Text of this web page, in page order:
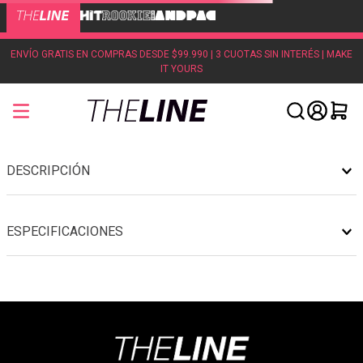
ENVÍO GRATIS EN COMPRAS DESDE $99.990 | 3 CUOTAS SIN INTERÉS | MAKE
IT YOURS
DESCRIPCIÓN
ESPECIFICACIONES